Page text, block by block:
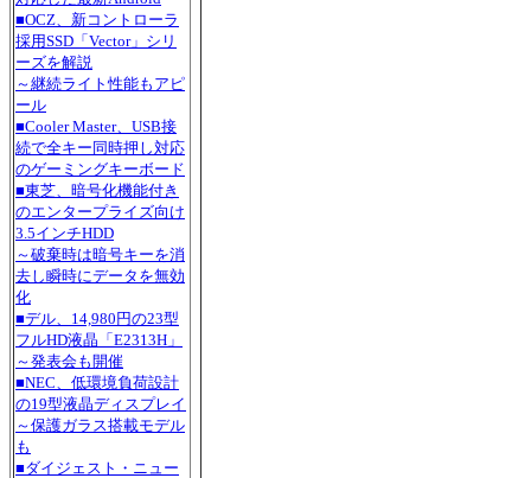
■OCZ、新コントローラ
採用SSD「Vector」シリ
ーズを解説
～継続ライト性能もアピ
ール
■Cooler Master、USB接
続で全キー同時押し対応
のゲーミングキーボード
■東芝、暗号化機能付き
のエンタープライズ向け
3.5インチHDD
～破棄時は暗号キーを消
去し瞬時にデータを無効
化
■デル、14,980円の23型
フルHD液晶「E2313H」
～発表会も開催
■NEC、低環境負荷設計
の19型液晶ディスプレイ
～保護ガラス搭載モデル
も
■ダイジェスト・ニュー